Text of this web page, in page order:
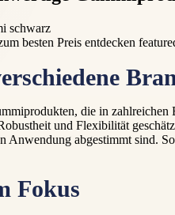
schwarz
die in
und Flexibilität
abgestimmt sind.
Fokus